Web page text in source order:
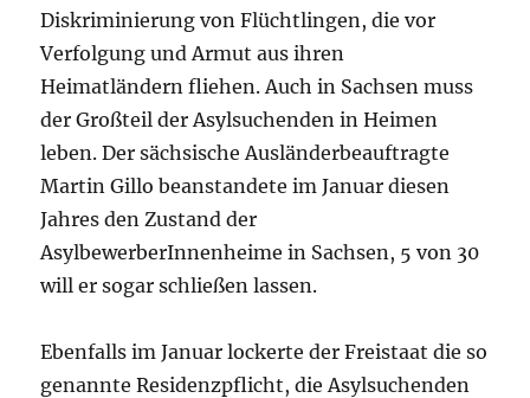
Diskriminierung von Flüchtlingen, die vor
Verfolgung und Armut aus ihren
Heimatländern fliehen. Auch in Sachsen muss
der Großteil der Asylsuchenden in Heimen
leben. Der sächsische Ausländerbeauftragte
Martin Gillo beanstandete im Januar diesen
Jahres den Zustand der
AsylbewerberInnenheime in Sachsen, 5 von 30
will er sogar schließen lassen.
Ebenfalls im Januar lockerte der Freistaat die so
genannte Residenzpflicht, die Asylsuchenden